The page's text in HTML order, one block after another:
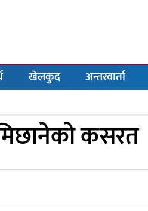
खेलकुद अन्तरवार्ता
कसरत